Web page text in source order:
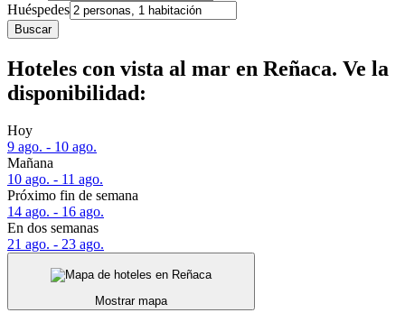
Huéspedes
Buscar
Hoteles con vista al mar en Reñaca. Ve la
disponibilidad:
Hoy
9 ago. - 10 ago.
Mañana
10 ago. - 11 ago.
Próximo fin de semana
14 ago. - 16 ago.
En dos semanas
21 ago. - 23 ago.
Mostrar mapa